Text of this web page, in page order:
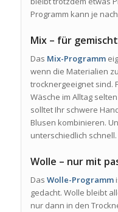
Programm kann je
Mix – für
Das Mix-Programm
wenn die Materialien
trocknergeeignet sind.
Wäsche im Alltag
solltet Ihr schwere
Blusen kombinieren.
unterschiedlich schnell.
Wolle – nur mit
Das Wolle-Programm
gedacht. Wolle bleibt
nur dann in den